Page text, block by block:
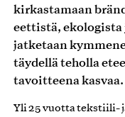
kirkastamaan
eettistä,
jatketaan
täydellä teholla
tavoitteena kasvaa.
Yli 25 vuotta tekstiili-